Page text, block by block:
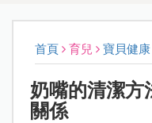
首頁 育兒 寶貝健康
奶嘴的清潔方
關係